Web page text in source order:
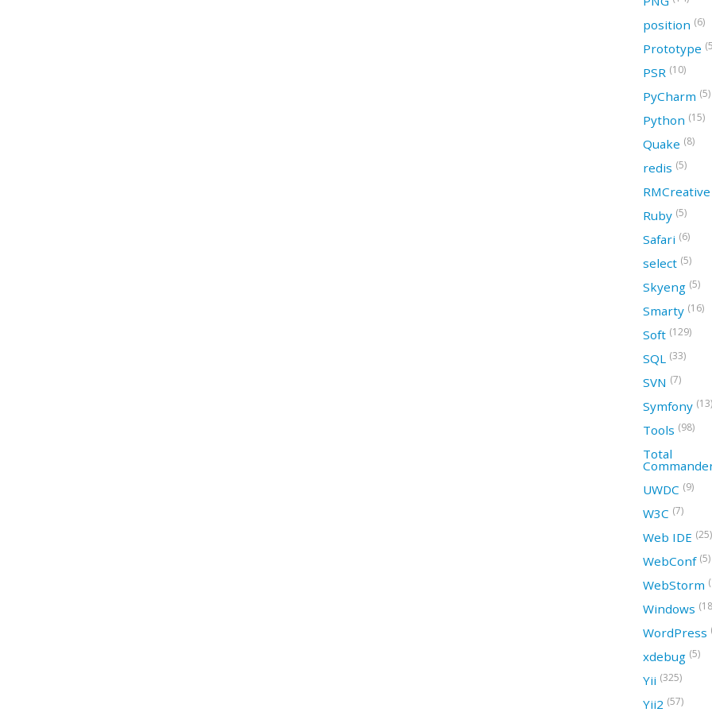
position (6)
Prototype
PSR (10)
PyCharm (5)
Python (15)
Quake (8)
redis (5)
RMCreative
Ruby (5)
Safari (6)
select (5)
Skyeng (5)
Smarty (16)
Soft (129)
SQL (33)
SVN (7)
Symfony (13)
Tools (98)
Total
UWDC (9)
W3C (7)
Web IDE (25)
WebConf (5)
WebStorm
Windows
WordPress
xdebug (5)
Yii (325)
Yii2 (57)